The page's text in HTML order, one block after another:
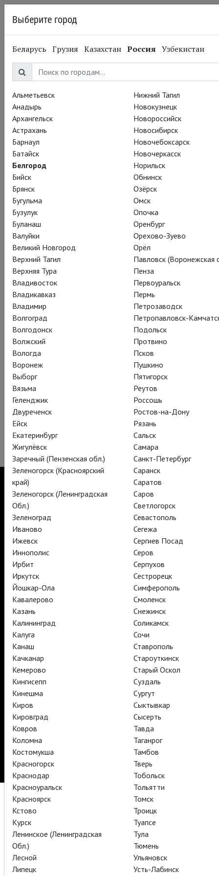
21.05.2015
Keep calm and love
Richard Armitage
У нас есть хорошие новости...
Догадались, какие?
TheatreHD
TheatreHD Опера
TheatreHD Балет в кино
АРТ-ЛЕКТОРИЙ В КИНО
TheatreHD
АРТ-ЛЕКТОРИЙ В КИНО
TheatreHD
TheatreHD Опера
TheatreHD Балет в кино
АРТ-ЛЕКТОРИЙ В КИНО
TheatreHD
Поддержать
Стать волонтёром
Как организовать показ в вашем городе
Контакты
18+
Выберите город
Беларусь Грузия Казахстан Россия Узбекистан
Альметьевск
Анадырь
Архангельск
Астрахань
Барнаул
Батайск
Белгород
Бийск
Брянск
Бугульма
Бузулук
Буланаш
Валуйки
Великий Новгород
Верхний Тагил
Верхняя Тура
Владивосток
Владикавказ
Владимир
Волгоград
Волгодонск
Волжский
Вологда
Воронеж
Выборг
Вязьма
Геленджик
Двуреченск
Ейск
Екатеринбург
Жигулёвск
Заречный (Пензенская обл.)
Зеленогорск (Красноярский
край)
Зеленогорск (Ленинградская
Обл.)
Зеленоград
Иваново
Ижевск
Иннополис
Ирбит
Иркутск
Йошкар-Ола
Кавалерово
Казань
Калининград
Калуга
Канаш
Качканар
Кемерово
Кингисепп
Кинешма
Киров
Кировград
Ковров
Коломна
Костомукша
Красногорск
Краснодар
Красноуральск
Красноярск
Кстово
Курск
Ленинское (Ленинградская
Обл.)
Лесной
Липецк
Нижний Тагил
Новокузнецк
Новороссийск
Новосибирск
Новочебоксарск
Новочеркасск
Норильск
Обнинск
Озёрск
Омск
Опочка
Оренбург
Орехово-Зуево
Орёл
Павловск (Воронежская
Пенза
Первоуральск
Пермь
Петрозаводск
Петропавловск-
Подольск
Протвино
Псков
Пушкино
Пятигорск
Реутов
Россошь
Ростов-на-Дону
Рязань
Сальск
Самара
Санкт-Петербург
Саранск
Саратов
Саров
Светлогорск
Севастополь
Сегежа
Сергиев Посад
Серов
Серпухов
Сестрорецк
Симферополь
Смоленск
Снежинск
Соликамск
Сочи
Ставрополь
Староуткинск
Старый Оскол
Суздаль
Сургут
Сыктывкар
Сысерть
Тавда
Таганрог
Тамбов
Тверь
Тобольск
Тольятти
Томск
Троицк
Туапсе
Тула
Тюмень
Ульяновск
Усть-Лабинск